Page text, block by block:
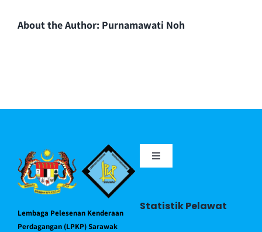
About the Author: Purnamawati Noh
Lembaga Pelesenan Kenderaan
Perdagangan (LPKP) Sarawak
Toggle
Portal MyGov
Piagam Pelanggan
Statistik Pelawat